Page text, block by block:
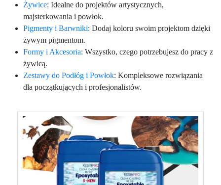
Żywice: Idealne do projektów artystycznych,
majsterkowania i powłok.
Pigmenty i Barwniki: Dodaj koloru swoim projektom dzięki
żywym pigmentom.
Formy i Akcesoria: Wszystko, czego potrzebujesz do pracy z
żywicą.
Zestawy do Podłóg i Powłok: Kompleksowe rozwiązania
dla początkujących i profesjonalistów.